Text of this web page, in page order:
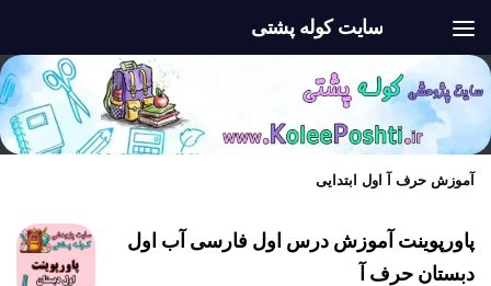
سایت کوله پشتی
آموزش حرف آ اول ابتدایی
پاورپوینت آموزش درس اول فارسی آب اول
دبستان حرف آ